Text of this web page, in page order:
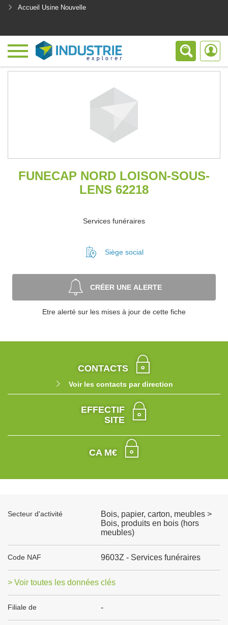
Accueil Usine Nouvelle
FUNECAP NORD LOISON-SOUS-
LENS 62218
Services funéraires
Siège social
CRÉER UNE ALERTE
Etre alerté sur les mises à jour de cette fiche
CONTACTS
Voir les contacts par direction
EFFECTIF
SITE
CA M€
Secteur d'activité
Bois, papier, carton, meubles >
Bois, produits en bois (hors
meubles)
Code NAF 9603Z - Services funéraires
> Voir toutes les données clés
Filiale de -